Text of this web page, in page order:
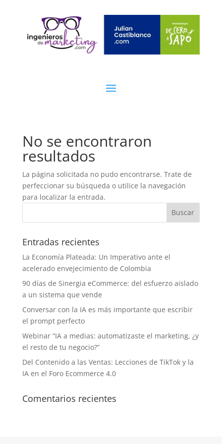
No se encontraron
resultados
La página solicitada no pudo encontrarse. Trate de
perfeccionar su búsqueda o utilice la navegación
para localizar la entrada.
Entradas recientes
La Economía Plateada: Un Imperativo ante el
acelerado envejecimiento de Colombia
90 días de Sinergia eCommerce: del esfuerzo aislado
a un sistema que vende
Conversar con la IA es más importante que escribir
el prompt perfecto
Webinar “IA a medias: automatizaste el marketing, ¿y
el resto de tu negocio?”
Del Contenido a las Ventas: Lecciones de TikTok y la
IA en el Foro Ecommerce 4.0
Comentarios recientes